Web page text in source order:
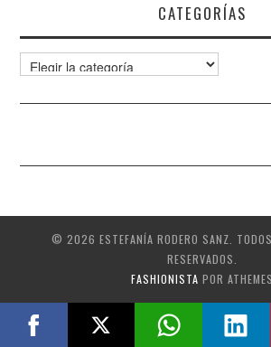
CATEGORÍAS
Categorías
© 2026 ESTEFANÍA RODERO SANZ.
RESERVADOS.
FASHIONISTA POR ATHEMES